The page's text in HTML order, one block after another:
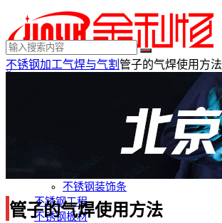
×
不锈钢装饰条
不锈钢工程
不锈钢板材
不锈钢加工气焊与气割 管子的气焊使用方法
管子的气焊使用方法